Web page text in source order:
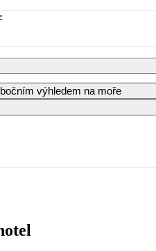
výhledem na moře